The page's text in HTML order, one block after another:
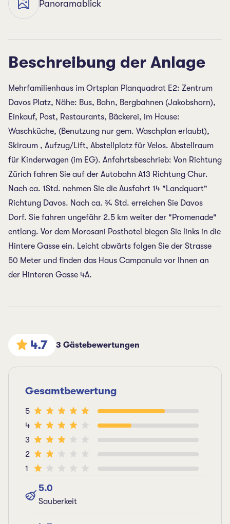
Panoramablick
Beschreibung der Anlage
Mehrfamilienhaus im Ortsplan Planquadrat E2: Zentrum
Davos Platz, Nähe: Bus, Bahn, Bergbahnen (Jakobshorn),
Einkauf, Post, Restaurants, Bäckerei, im Hause:
Waschküche, (Benutzung nur gem. Waschplan erlaubt),
Skiraum , Aufzug/Lift, Abstellplatz für Velos. Abstellraum
für Kinderwagen (im EG). Anfahrtsbeschrieb: Von Richtung
Zürich fahren Sie auf der Autobahn A13 Richtung Chur.
Nach ca. 1Std. nehmen Sie die Ausfahrt 14 "Landquart"
Richtung Davos. Nach ca. ¾ Std. erreichen Sie Davos
Dorf. Sie fahren ungefähr 2.5 km weiter der "Promenade"
entlang. Vor dem Morosani Posthotel biegen Sie links in die
Hintere Gasse ein. Leicht abwärts folgen Sie der Strasse
50 Meter und finden das Haus Campanula vor Ihnen an
der Hinteren Gasse 4A.
4.7 3 Gästebewertungen
Gesamtbewertung
5
4
3
2
1
5.0
Sauberkeit